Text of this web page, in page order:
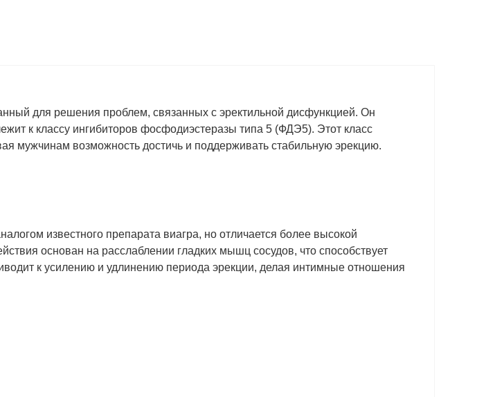
для решения проблем, связанных с эректильной дисфункцией. Он
к классу ингибиторов фосфодиэстеразы типа 5 (ФДЭ5). Этот класс
мужчинам возможность достичь и поддерживать стабильную эрекцию.
известного препарата виагра, но отличается более высокой
основан на расслаблении гладких мышц сосудов, что способствует
к усилению и удлинению периода эрекции, делая интимные отношения